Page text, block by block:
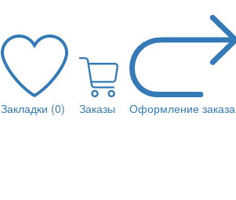
Закладки (0) Заказы
Оформление заказа